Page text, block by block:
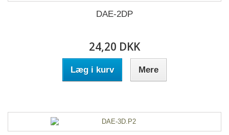
DAE-2DP
24,20 DKK
Læg i kurv Mere